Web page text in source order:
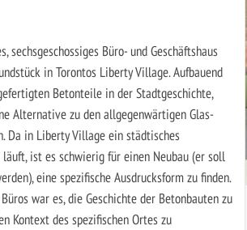
sechsgeschossiges Büro- und Geschäftshaus
in Torontos Liberty Village. Aufbauend
Betonteile in der Stadtgeschichte,
Alternative zu den allgegenwärtigen Glas-
Da in Liberty Village ein städtisches
läuft, ist es schwierig für einen Neubau (er soll
eine spezifische Ausdrucksform zu finden.
war es, die Geschichte der Betonbauten zu
Kontext des spezifischen Ortes zu